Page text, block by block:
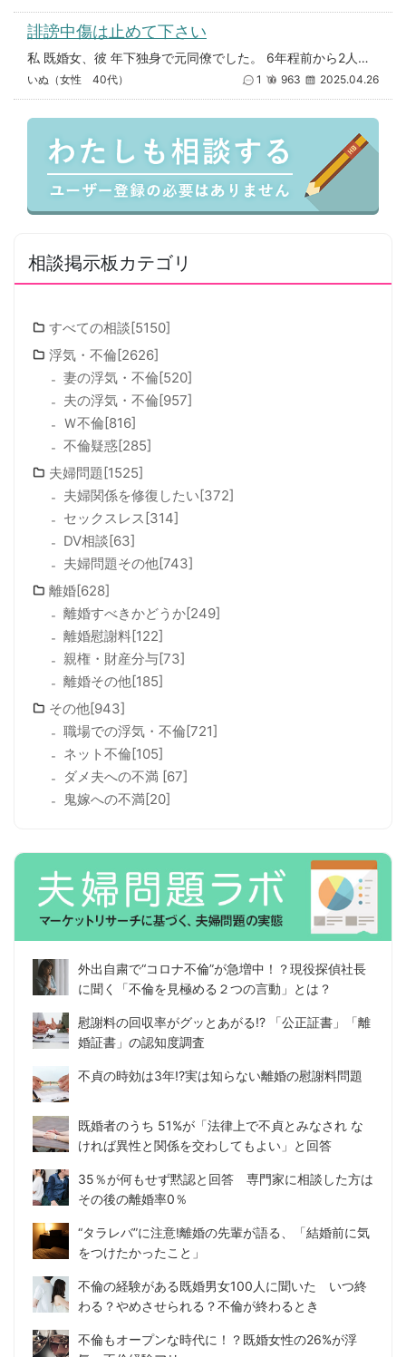
誹謗中傷は止めて下さい
私 既婚女、彼 年下独身で元同僚でした。 6年程前から2人で会うようになり、久しぶりの恋愛ごっこが楽しく、いちゃいちゃす
いぬ（女性 40代） 1 963 2025.04.26
相談掲示板カテゴリ
すべての相談[5150]
浮気・不倫[2626]
妻の浮気・不倫[520]
夫の浮気・不倫[957]
Ｗ不倫[816]
不倫疑惑[285]
夫婦問題[1525]
夫婦関係を修復したい[372]
セックスレス[314]
DV相談[63]
夫婦問題その他[743]
離婚[628]
離婚すべきかどうか[249]
離婚慰謝料[122]
親権・財産分与[73]
離婚その他[185]
その他[943]
職場での浮気・不倫[721]
ネット不倫[105]
ダメ夫への不満 [67]
鬼嫁への不満[20]
外出自粛で“コロナ不倫”が急増中！？現役探偵社長
に聞く「不倫を見極める２つの言動」とは？
慰謝料の回収率がグッとあがる!? 「公正証書」「離
婚証書」の認知度調査
不貞の時効は3年!?実は知らない離婚の慰謝料問題
既婚者のうち 51%が「法律上で不貞とみなされ な
ければ異性と関係を交わしてもよい」と回答
35％が何もせず黙認と回答 専門家に相談した方は
その後の離婚率0％
“タラレバ”に注意!離婚の先輩が語る、「結婚前に気
をつけたかったこと」
不倫の経験がある既婚男女100人に聞いた いつ終
わる？やめさせられる？不倫が終わるとき
不倫もオープンな時代に！？既婚女性の26%が浮